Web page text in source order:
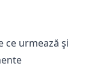
ce urmează şi